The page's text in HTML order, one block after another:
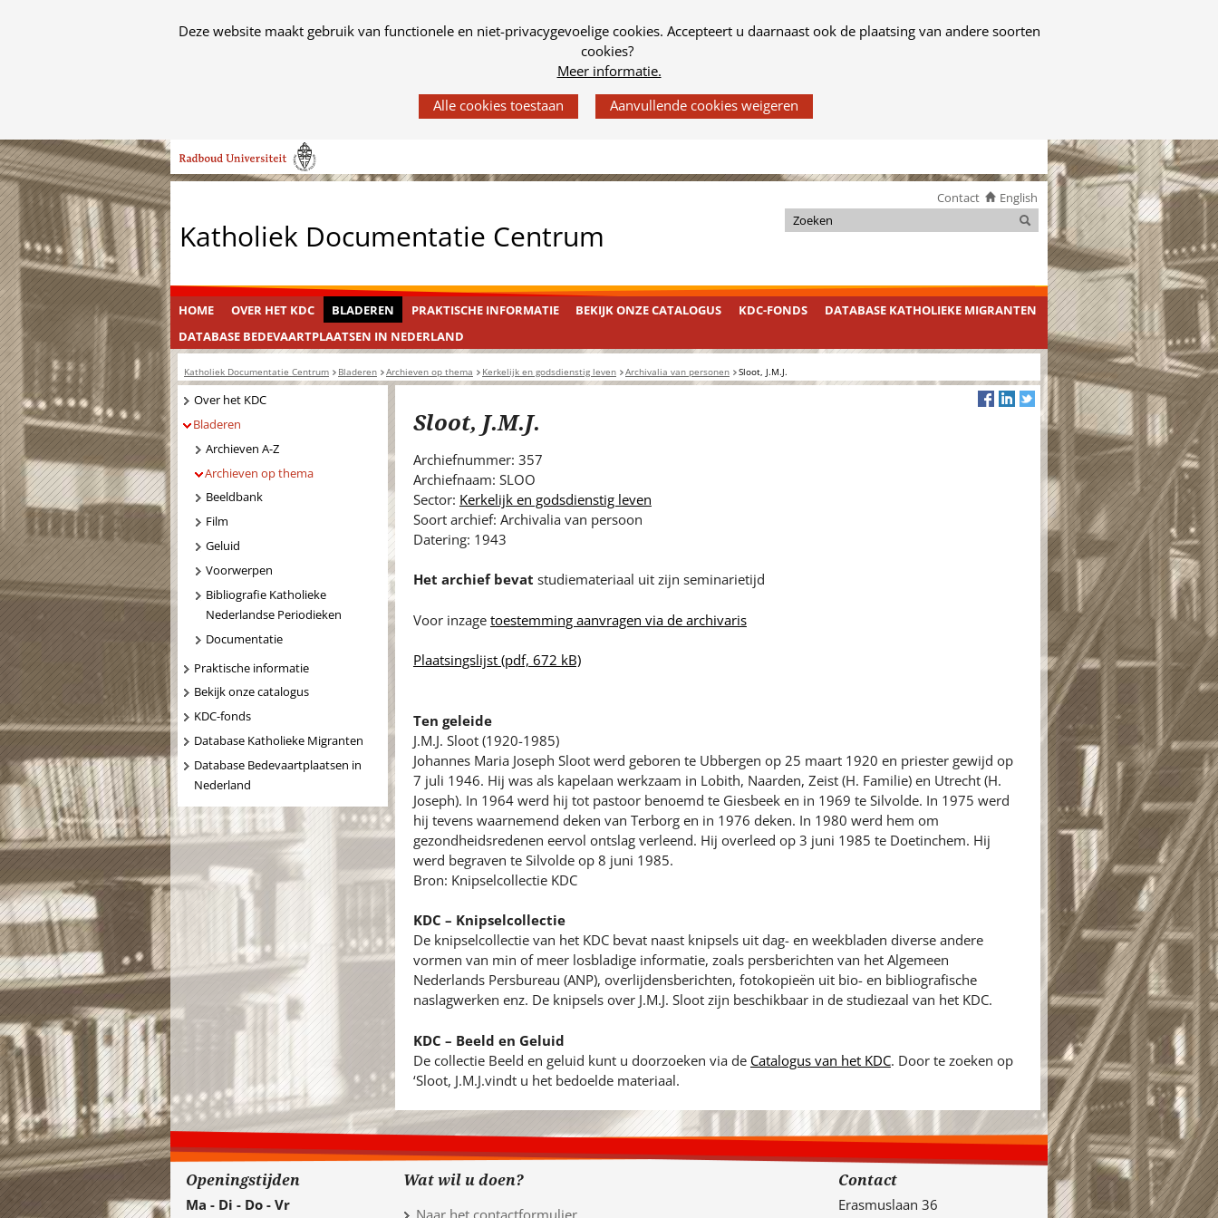
Cookies
Deze website maakt gebruik van functionele en niet-privacygevoelige cookies. Accepteert u daarnaast ook de plaatsing van andere soorten
cookies?
Meer informatie.
gebruik
van
op
deze
worden
toegestaan
geweigerd.
Ga
naar
de
inhoud
Katholiek Documentatie Centrum
Contact English
k
i
d
e
.
.
Zoeken
Zoeken
HOME OVER HET KDC BLADEREN PRAKTISCHE INFORMATIE BEKIJK ONZE CATALOGUS KDC-FONDS
DATABASE KATHOLIEKE MIGRANTEN
DATABASE BEDEVAARTPLAATSEN IN NEDERLAND
Katholiek Documentatie Centrum Bladeren Archieven op thema Kerkelijk en godsdienstig leven Archivalia van personen Sloot, J.M.J.
Sloot, J.M.J.
Archiefnummer: 357
Archiefnaam: SLOO
Sector: Kerkelijk en godsdienstig leven
Soort archief: Archivalia van persoon
Datering: 1943
Het archief bevat studiemateriaal uit zijn seminarietijd
Voor inzage toestemming aanvragen via de archivaris
Plaatsingslijst(pdf, 672 kB)
Ten geleide
J.M.J. Sloot (1920-1985)
Johannes Maria Joseph Sloot werd geboren te Ubbergen op 25 maart 1920 en priester gewijd op
7 juli 1946. Hij was als kapelaan werkzaam in Lobith, Naarden, Zeist (H. Familie) en Utrecht (H.
Joseph). In 1964 werd hij tot pastoor benoemd te Giesbeek en in 1969 te Silvolde. In 1975 werd
hij tevens waarnemend deken van Terborg en in 1976 deken. In 1980 werd hem om
gezondheidsredenen eervol ontslag verleend. Hij overleed op 3 juni 1985 te Doetinchem. Hij
werd begraven te Silvolde op 8 juni 1985.
Bron: Knipselcollectie KDC
KDC – Knipselcollectie
De knipselcollectie van het KDC bevat naast knipsels uit dag- en weekbladen diverse andere
vormen van min of meer losbladige informatie, zoals persberichten van het Algemeen
Nederlands Persbureau (ANP), overlijdensberichten, fotokopieën uit bio- en bibliografische
naslagwerken enz. De knipsels over J.M.J. Sloot zijn beschikbaar in de studiezaal van het KDC.
KDC – Beeld en Geluid
De collectie Beeld en geluid kunt u doorzoeken via de Catalogus van het KDC. Door te zoeken op
‘Sloot, J.M.J.vindt u het bedoelde materiaal.
Navigatie
Over het KDC
Bladeren
Archieven A-Z
Archieven op thema
Beeldbank
Film
Geluid
Voorwerpen
Bibliografie Katholieke
Nederlandse Periodieken
Documentatie
Praktische informatie
Bekijk onze catalogus
KDC-fonds
Database Katholieke Migranten
Database Bedevaartplaatsen in
Nederland
Openingstijden
Ma - Di - Do - Vr
Wat wil u doen? Contact
Erasmuslaan 36